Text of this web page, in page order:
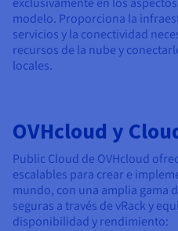
modelo. Proporciona la
servicios y la conectividad
recursos de la nube y
locales.
OVHcloud y
Public Cloud de OVHcloud
escalables para crear e
mundo, con una amplia gama
seguras a través de vRack y
disponibilidad y rendimiento: